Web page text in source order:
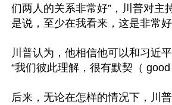
们两人的关系非常好”，川普对主
是说，至少在我看来，这是非常
川普认为，他相信他可以和习近
“我们彼此理解，很有默契（ good
后来，无论在怎样的情况下，川